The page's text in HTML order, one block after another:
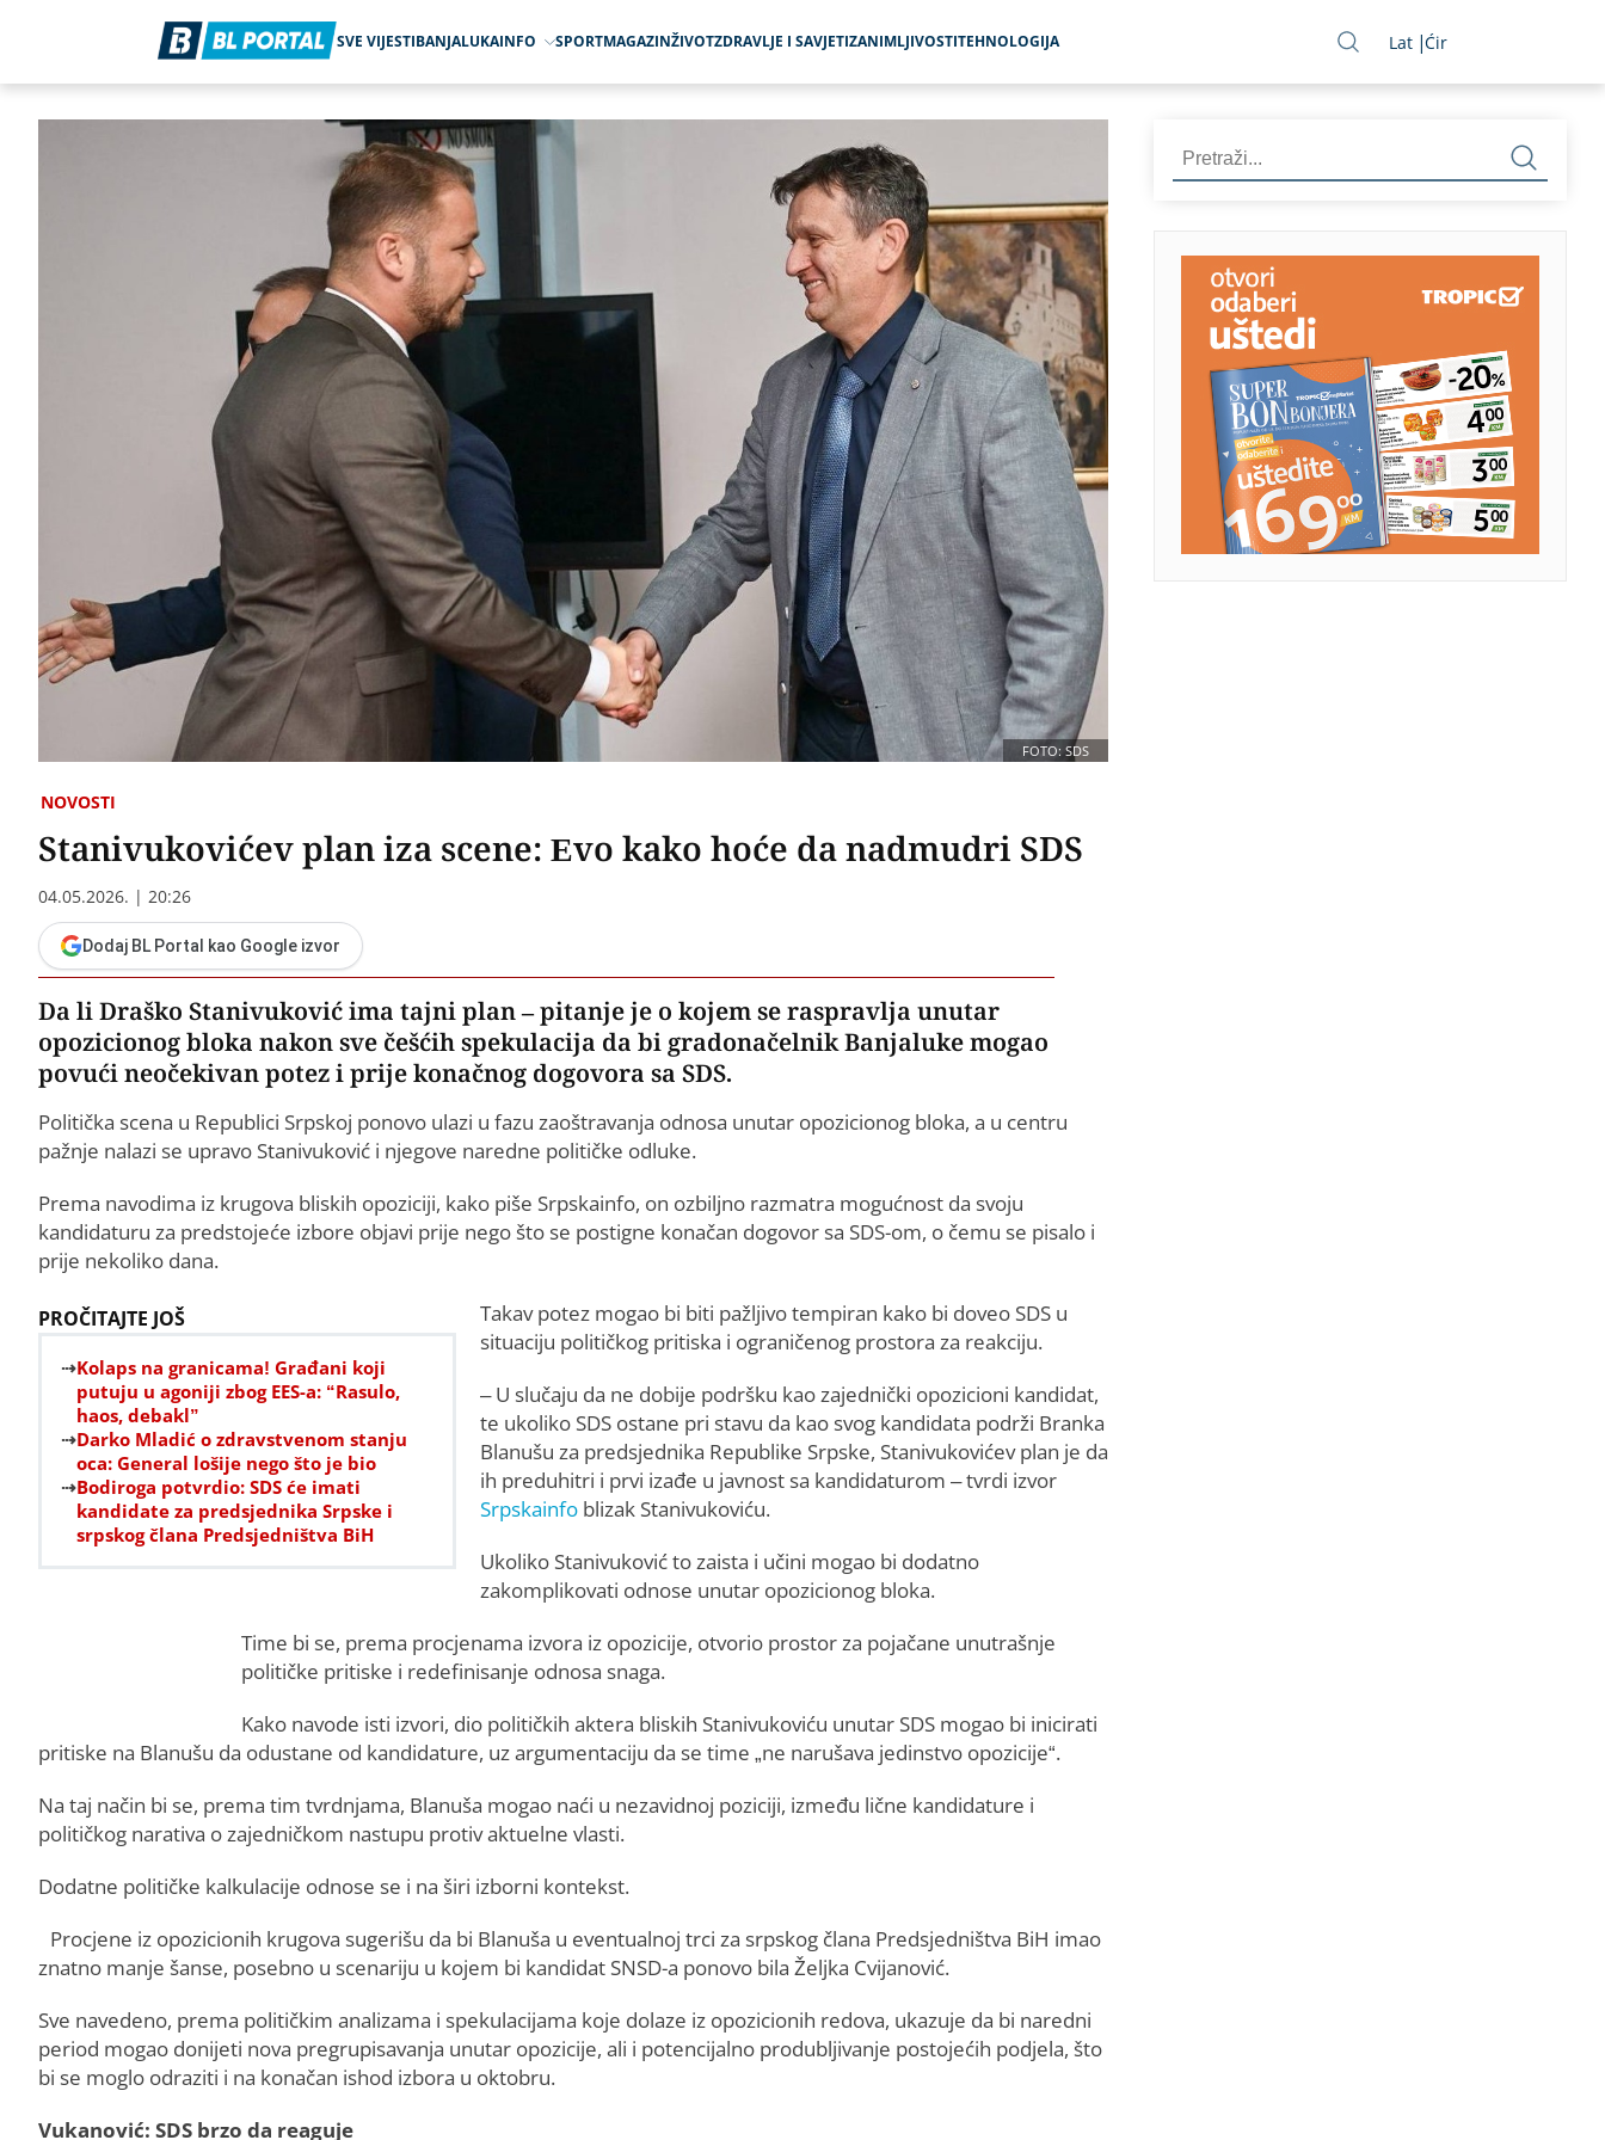
SVE VIJESTIBANJALUKAINFO SPORTMAGAZINŽIVOTZDRAVLJE I SAVJETIZANIMLJIVOSTITEHNOLOGIJA Lat Ćir
FOTO: SDS
NOVOSTI
Stanivukovićev plan iza scene: Evo kako hoće da nadmudri SDS
04.05.2026. | 20:26
Dodaj BL Portal kao Google izvor
Da li Draško Stanivuković ima tajni plan – pitanje je o kojem se raspravlja unutar
opozicionog bloka nakon sve češćih spekulacija da bi gradonačelnik Banjaluke mogao
povući neočekivan potez i prije konačnog dogovora sa SDS.
Politička scena u Republici Srpskoj ponovo ulazi u fazu zaoštravanja odnosa unutar opozicionog bloka, a u centru
pažnje nalazi se upravo Stanivuković i njegove naredne političke odluke.
Prema navodima iz krugova bliskih opoziciji, kako piše Srpskainfo, on ozbiljno razmatra mogućnost da svoju
kandidaturu za predstojeće izbore objavi prije nego što se postigne konačan dogovor sa SDS-om, o čemu se pisalo i
prije nekoliko dana.
PROČITAJTE JOŠ
Kolaps na granicama! Građani koji
putuju u agoniji zbog EES-a: “Rasulo,
haos, debakl”
Darko Mladić o zdravstvenom stanju
oca: General lošije nego što je bio
Bodiroga potvrdio: SDS će imati
kandidate za predsjednika Srpske i
srpskog člana Predsjedništva BiH
Takav potez mogao bi biti pažljivo tempiran kako bi doveo SDS u
situaciju političkog pritiska i ograničenog prostora za reakciju.
– U slučaju da ne dobije podršku kao zajednički opozicioni kandidat,
te ukoliko SDS ostane pri stavu da kao svog kandidata podrži Branka
Blanušu za predsjednika Republike Srpske, Stanivukovićev plan je da
ih preduhitri i prvi izađe u javnost sa kandidaturom – tvrdi izvor
Srpskainfo blizak Stanivukoviću.
Ukoliko Stanivuković to zaista i učini mogao bi dodatno
zakomplikovati odnose unutar opozicionog bloka.
Time bi se, prema procjenama izvora iz opozicije, otvorio prostor za pojačane unutrašnje
političke pritiske i redefinisanje odnosa snaga.
Kako navode isti izvori, dio političkih aktera bliskih Stanivukoviću unutar SDS mogao bi inicirati
pritiske na Blanušu da odustane od kandidature, uz argumentaciju da se time „ne narušava jedinstvo opozicije“.
Na taj način bi se, prema tim tvrdnjama, Blanuša mogao naći u nezavidnoj poziciji, između lične kandidature i
političkog narativa o zajedničkom nastupu protiv aktuelne vlasti.
Dodatne političke kalkulacije odnose se i na širi izborni kontekst.
Procjene iz opozicionih krugova sugerišu da bi Blanuša u eventualnoj trci za srpskog člana Predsjedništva BiH imao
znatno manje šanse, posebno u scenariju u kojem bi kandidat SNSD-a ponovo bila Željka Cvijanović.
Sve navedeno, prema političkim analizama i spekulacijama koje dolaze iz opozicionih redova, ukazuje da bi naredni
period mogao donijeti nova pregrupisavanja unutar opozicije, ali i potencijalno produbljivanje postojećih podjela, što
bi se moglo odraziti i na konačan ishod izbora u oktobru.
Vukanović: SDS brzo da reaguje